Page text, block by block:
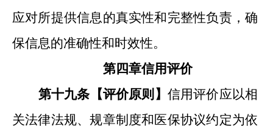
应对所提供信息的真实性和完整性负责， 确
保信息的准确性和时效性。
第四章信用评价
第十九条【评价原则 】 信用评价应以相
关法律法规、规章制度和医保协议约定为依